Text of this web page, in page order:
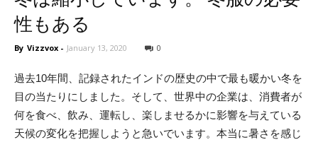
性もある
By Vizzvox - January 13, 2020 0
過去10年間、記録されたインドの歴史の中で最も暖かい冬を
目の当たりにしました。そして、世界中の企業は、消費者が
何を食べ、飲み、運転し、楽しませるかに影響を与えている
天候の変化を把握しようと急いでいます。本当に暑さを感じ